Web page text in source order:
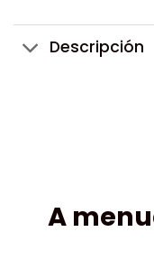
Descripción
A